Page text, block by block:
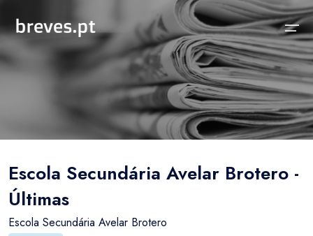
Notícias
Concelhos Vizinhos
Distrito
Sobre
Funcionalidades
As nossas Fontes
Escola Secundária Avelar Brotero -
Últimas
Escola Secundária Avelar Brotero